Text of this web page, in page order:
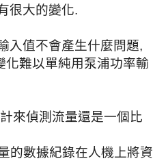
很大的變化.
入值不會產生什麼問題,
化難以單純用泵浦功率輸
來偵測流量還是一個比
的數據紀錄在人機上將資